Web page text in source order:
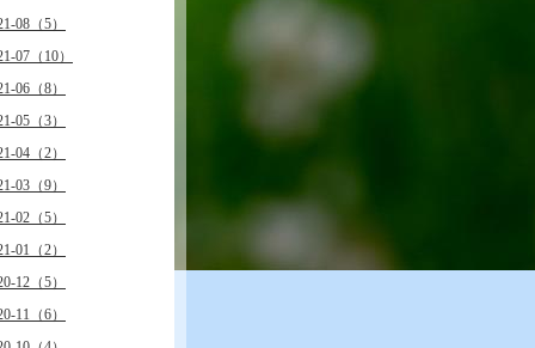
08（5）
07（10）
06（8）
05（3）
04（2）
03（9）
02（5）
01（2）
12（5）
11（6）